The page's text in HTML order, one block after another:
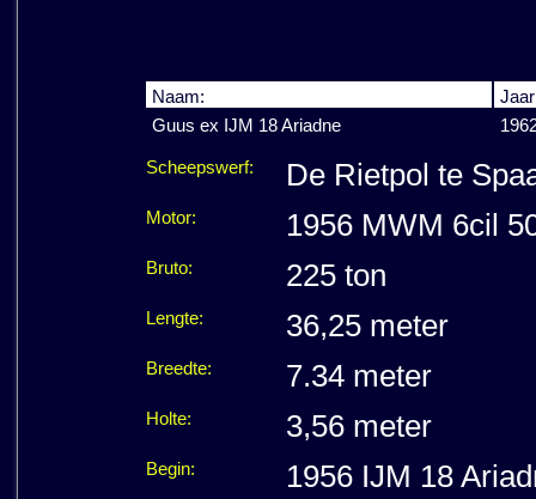
Naam:
Guus ex IJM 18 Ariadne
Scheepswerf: De Rietpol te
Motor: 1956 MWM 6cil
Bruto: 225 ton
Lengte: 36,25 meter
Breedte: 7.34 meter
Holte: 3,56 meter
Begin: 1956 IJM 18